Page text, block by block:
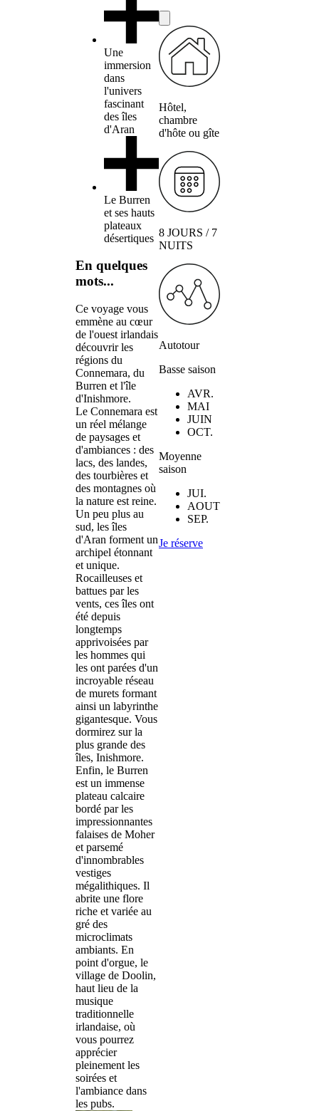
Une
immersion
dans
l'univers
fascinant
des îles
d'Aran
Le Burren
et ses hauts
plateaux
désertiques
En quelques
mots...
Ce voyage vous
emmène au cœur
de l'ouest irlandais
découvrir les
régions du
Connemara, du
Burren et l'île
d'Inishmore.
Le Connemara est
un réel mélange
de paysages et
d'ambiances : des
lacs, des landes,
des tourbières et
des montagnes où
la nature est reine.
Un peu plus au
sud, les îles
d'Aran forment un
archipel étonnant
et unique.
Rocailleuses et
battues par les
vents, ces îles ont
été depuis
longtemps
apprivoisées par
les hommes qui
les ont parées d'un
incroyable réseau
de murets formant
ainsi un labyrinthe
gigantesque. Vous
dormirez sur la
plus grande des
îles, Inishmore.
Enfin, le Burren
est un immense
plateau calcaire
bordé par les
impressionnantes
falaises de Moher
et parsemé
d'innombrables
vestiges
mégalithiques. Il
abrite une flore
riche et variée au
gré des
microclimats
ambiants. En
point d'orgue, le
village de Doolin,
haut lieu de la
musique
traditionnelle
irlandaise, où
vous pourrez
apprécier
pleinement les
soirées et
l'ambiance dans
les pubs.
Hôtel,
chambre
d'hôte ou gîte
8 JOURS / 7
NUITS
Autotour
Basse saison
AVR.
MAI
JUIN
OCT.
Moyenne
saison
JUI.
AOUT
SEP.
Je réserve